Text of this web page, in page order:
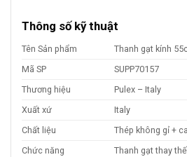
Thông số kỹ thuật
Tên Sản phẩm
Thanh gạt kính
Mã SP
SUPP70157
Thương hiệu
Pulex – Italy
Xuất xứ
Italy
Chất liệu
Thép không gỉ +
Chức năng
Thanh gạt thay thế